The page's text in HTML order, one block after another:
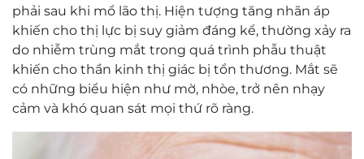
phải sau khi mổ lão thị. Hiện tượng tăng nhãn áp
khiến cho thị lực bị suy giảm đáng kể, thường xảy ra
do nhiễm trùng mắt trong quá trình phẫu thuật
khiến cho thần kinh thị giác bị tổn thương. Mắt sẽ
có những biểu hiện như mờ, nhòe, trở nên nhạy
cảm và khó quan sát mọi thứ rõ ràng.